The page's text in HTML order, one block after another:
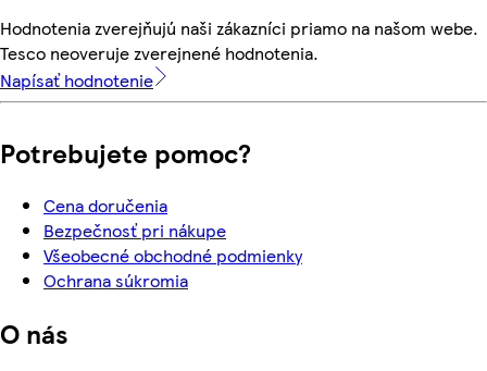
Hodnotenia zverejňujú naši zákazníci priamo na našom webe.
Tesco neoveruje zverejnené hodnotenia.
Napísať hodnotenie
Potrebujete pomoc?
Cena doručenia
Bezpečnosť pri nákupe
Všeobecné obchodné podmienky
Ochrana súkromia
O nás